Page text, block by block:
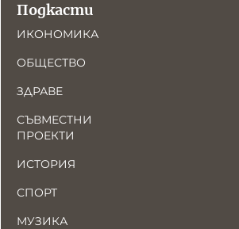
Подкасти
ИКОНОМИКА
ОБЩЕСТВО
ЗДРАВЕ
СЪВМЕСТНИ
ПРОЕКТИ
ИСТОРИЯ
СПОРТ
МУЗИКА